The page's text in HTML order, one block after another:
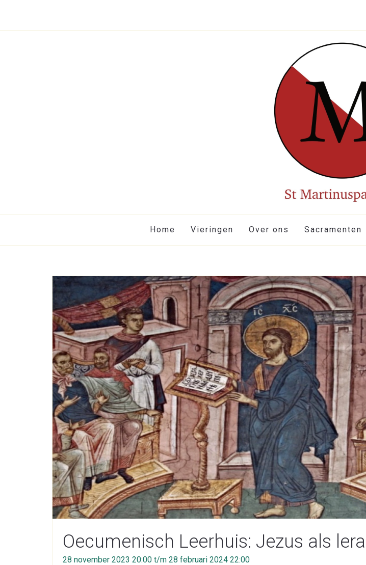
Home Vieringen Over ons Sacramenten
Oecumenisch Leerhuis: Jezus als
28 november 2023 20:00 t/m 28 februari 2024 22:00